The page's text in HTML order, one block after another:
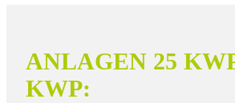
ANLAGEN 25
KWP: